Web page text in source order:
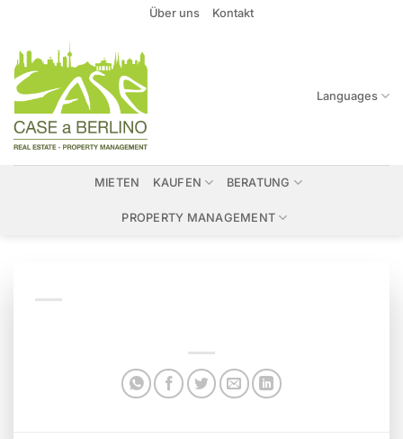
springen
Über uns Kontakt
Languages
MIETEN KAUFEN BERATUNG
PROPERTY MANAGEMENT